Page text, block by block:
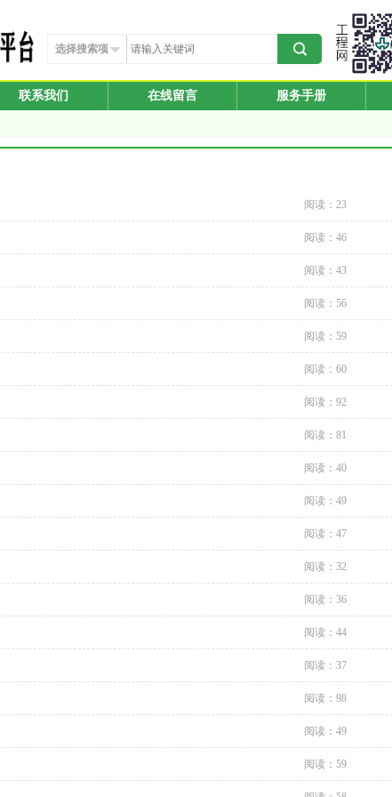
选择搜索项
联系我们 在线留言 服务手册
阅读：23
阅读：46
阅读：43
阅读：56
阅读：59
阅读：60
阅读：92
阅读：81
阅读：40
阅读：49
阅读：47
阅读：32
阅读：36
阅读：44
阅读：37
阅读：98
阅读：49
阅读：59